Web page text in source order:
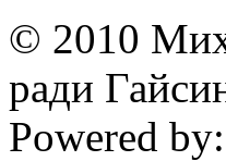
© 2010
ради
Powered by: